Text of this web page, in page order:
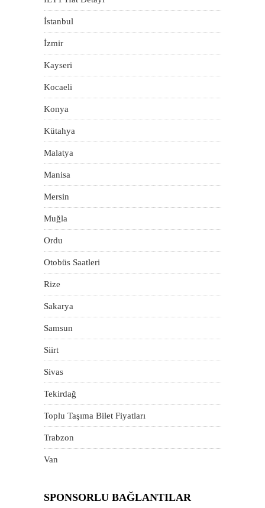
İstanbul
İzmir
Kayseri
Kocaeli
Konya
Kütahya
Malatya
Manisa
Mersin
Muğla
Ordu
Otobüs Saatleri
Rize
Sakarya
Samsun
Siirt
Sivas
Tekirdağ
Toplu Taşıma Bilet Fiyatları
Trabzon
Van
SPONSORLU BAĞLANTILAR